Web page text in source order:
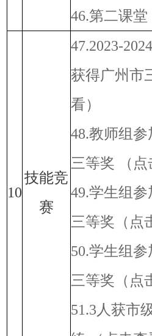
46.第二课堂
10
技能竞
赛
47.2023-
获得广州市
看）
48.教师组
三等奖
（
49.学生组
三等奖 （点
50.学生组
三等奖 （点
51.3人获市